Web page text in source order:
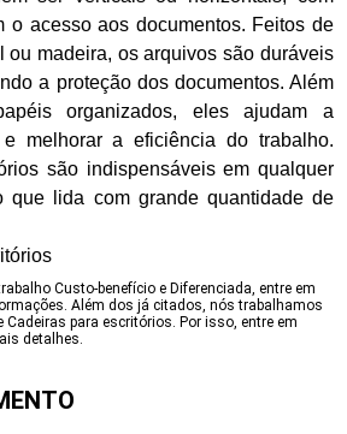
o acesso aos documentos. Feitos de
ou madeira, os arquivos são duráveis
a proteção dos documentos. Além
organizados, eles ajudam a
melhorar a eficiência do trabalho.
são indispensáveis em qualquer
que lida com grande quantidade de
Custo-benefício e Diferenciada, entre em
Além dos já citados, nós trabalhamos
Cadeiras para escritórios. Por isso, entre em
detalhes.